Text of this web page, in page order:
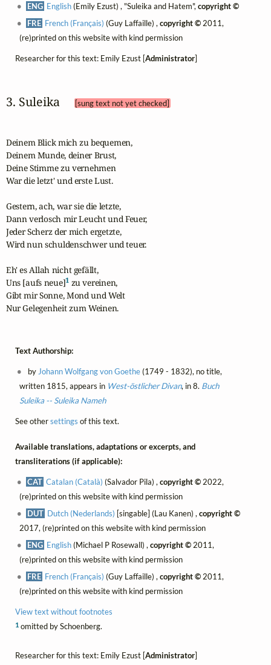
ENG English(Emily Ezust) , "Suleika and Hatem",copyright ©
FRE French (Français) (Guy Laffaille) ,copyright © 2011,
(re)printed on this website with kind permission
Researcher for this text: Emily Ezust [Administrator]
3. Suleika [sung text not yet checked]
Deinem Blick mich zu bequemen,
Deinem Munde, deiner Brust,
Deine Stimme zu vernehmen
War die letzt' und erste Lust.
Gestern, ach, war sie die letzte,
Dann verlosch mir Leucht und Feuer,
Jeder Scherz der mich ergetzte,
Wird nun schuldenschwer und teuer.
Eh' es Allah nicht gefällt,
Uns [aufs neue]1 zu vereinen,
Gibt mir Sonne, Mond und Welt
Nur Gelegenheit zum Weinen.
Text Authorship:
by Johann Wolfgang von Goethe(1749 - 1832), no title,
written 1815, appears in West-östlicher Divan, in 8. Buch
Suleika -- Suleika Nameh
See othersettings of this text.
Available translations, adaptations or excerpts, and
transliterations (if applicable):
CAT Catalan (Català) (Salvador Pila) ,copyright © 2022,
(re)printed on this website with kind permission
DUT Dutch (Nederlands) [singable] (Lau Kanen) ,copyright ©
2017, (re)printed on this website with kind permission
ENG English(Michael P Rosewall) ,copyright ©2011,
(re)printed on this website with kind permission
FRE French (Français) (Guy Laffaille) ,copyright ©2011,
(re)printed on this website with kind permission
View text without footnotes
1omitted by Schoenberg.
Researcher for this text: Emily Ezust [Administrator]